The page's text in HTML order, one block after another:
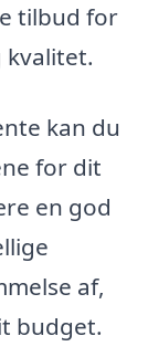
tilbud for
kvalitet.
kan du
for dit
en god
af,
budget.